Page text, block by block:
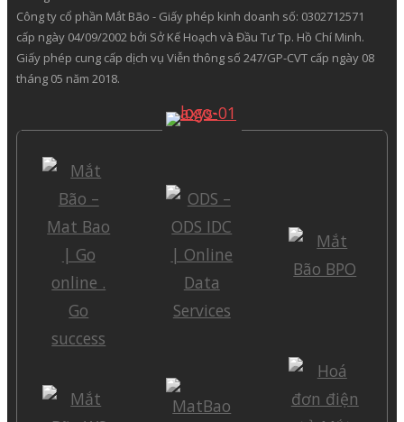
Công ty cổ phần Mắt Bão - Giấy phép kinh doanh số: 0302712571
cấp ngày 04/09/2002 bởi Sở Kế Hoạch và Đầu Tư Tp. Hồ Chí Minh.
Giấy phép cung cấp dịch vụ Viễn thông số 247/GP-CVT cấp ngày 08
tháng 05 năm 2018.